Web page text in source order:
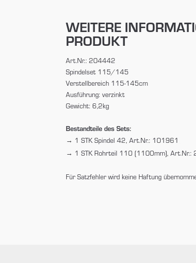
WEITERE
PRODUKT
Art.Nr.: 204442
Spindelset 115/145
Verstellbereich 115-145cm
Ausführung: verzinkt
Gewicht: 6,2kg
Bestandteile des Sets:
1 STK Spindel 42, Art.Nr.: 101961
1 STK Rohrteil 110 (1100mm),
Für Satzfehler wird keine Haftung